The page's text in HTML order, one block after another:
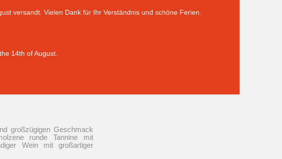
versandt. Vielen Dank für Ihr Verständnis und schöne Ferien.
14th of August.
großzügigen Geschmack
runde Tannine mit
Wein mit großartiger